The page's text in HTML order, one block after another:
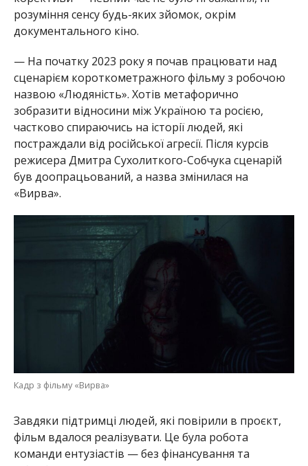
розуміння сенсу будь-яких зйомок, окрім
документального кіно.
— На початку 2023 року я почав працювати над
сценарієм короткометражного фільму з робочою
назвою «Людяність». Хотів метафорично
зобразити відносини між Україною та росією,
частково спираючись на історії людей, які
постраждали від російської агресії. Після курсів
режисера Дмитра Сухолиткого-Собчука сценарій
був доопрацьований, а назва змінилася на
«Вирва».
Кадр з фільму «Вирва»
Завдяки підтримці людей, які повірили в проєкт,
фільм вдалося реалізувати. Це була робота
команди ентузіастів — без фінансування та